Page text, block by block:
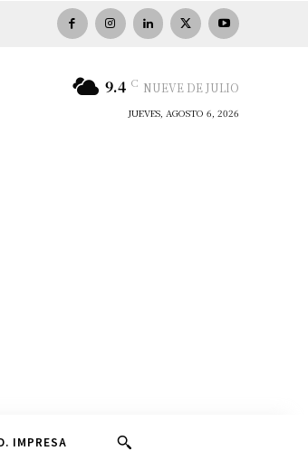
9.4 C NUEVE DE JULIO
JUEVES, AGOSTO 6, 2026
IMPRESA